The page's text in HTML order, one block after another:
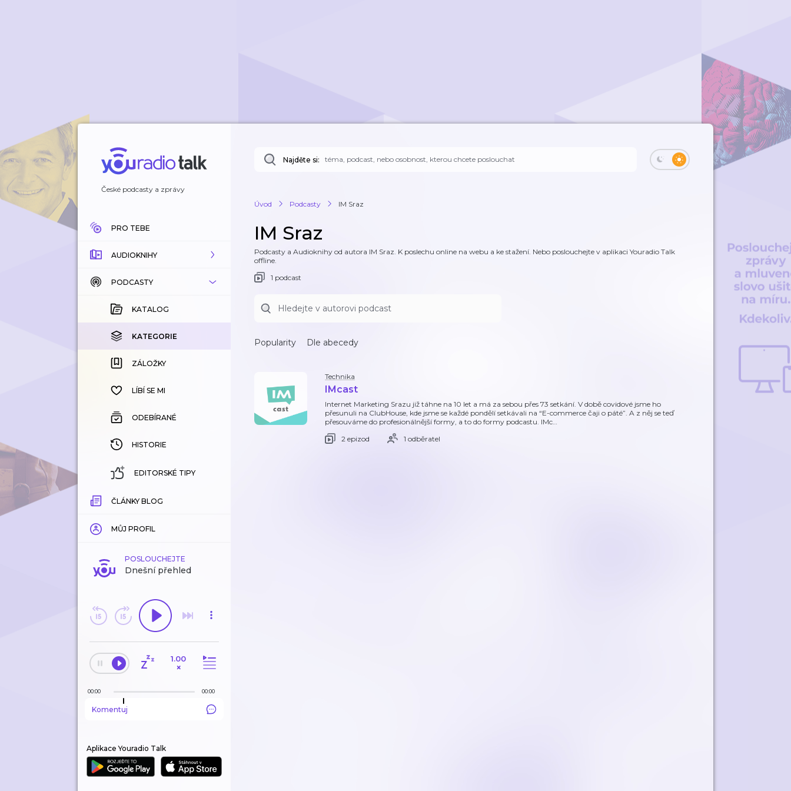
České podcasty a zprávy
PRO TEBE
AUDIOKNIHY
KATALOG
KOUPENÉ
KATEGORIE
ZÁLOŽKY
HISTORIE
PODCASTY
KATALOG
KATEGORIE
ZÁLOŽKY
LÍBÍ SE MI
ODEBÍRANÉ
HISTORIE
EDITORSKÉ TIPY
ČLÁNKY BLOG
MŮJ PROFIL
POSLOUCHEJTE
Dnešní přehled
1.00
×
00:00 00:00
Komentuj
Aplikace Youradio Talk
Najděte si:
Úvod Podcasty IM Sraz
IM Sraz
Podcasty a Audioknihy od autora IM Sraz. K poslechu online na webu a ke stažení. Nebo poslouchejte v aplikaci Youradio Talk
offline.
1 podcast
Popularity Dle abecedy
Technika
IMcast
Internet Marketing Srazu již táhne na 10 let a má za sebou přes 73 setkání. V době covidové jsme ho
přesunuli na ClubHouse, kde jsme se každé pondělí setkávali na “E-commerce čaji o páté”. A z něj se teď
přesouváme do profesionálnější formy, a to do formy podcastu. IMc…
2 epizod
1 odběratel